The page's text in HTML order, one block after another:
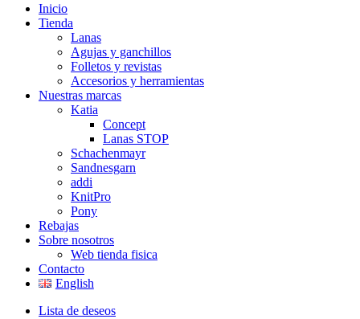
Inicio
Tienda
Lanas
Agujas y ganchillos
Folletos y revistas
Accesorios y herramientas
Nuestras marcas
Katia
Concept
Lanas STOP
Schachenmayr
Sandnesgarn
addi
KnitPro
Pony
Rebajas
Sobre nosotros
Web tienda fisica
Contacto
English
Lista de deseos